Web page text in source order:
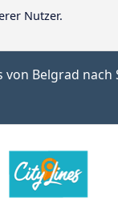
Nutzer.
von Belgrad nach